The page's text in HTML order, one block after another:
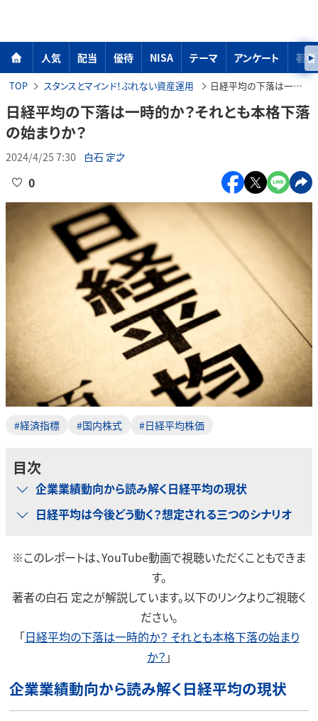
人気 配当 優待 NISA テーマ アンケート 著者
TOP スタンスとマインド！ぶれない資産運用 日経平均の下落は一時的か？それとも本格下落の始まりか？
日経平均の下落は一時的か？それとも本格下落
の始まりか？
2024/4/25 7:30 白石 定之
0
#経済指標 #国内株式 #日経平均株価
目次
企業業績動向から読み解く日経平均の現状
日経平均は今後どう動く？想定される三つのシナリオ
※このレポートは、YouTube動画で視聴いただくこともできま
す。
著者の白石 定之が解説しています。以下のリンクよりご視聴く
ださい。
「日経平均の下落は一時的か？ それとも本格下落の始まり
か？ 」
企業業績動向から読み解く日経平均の現状